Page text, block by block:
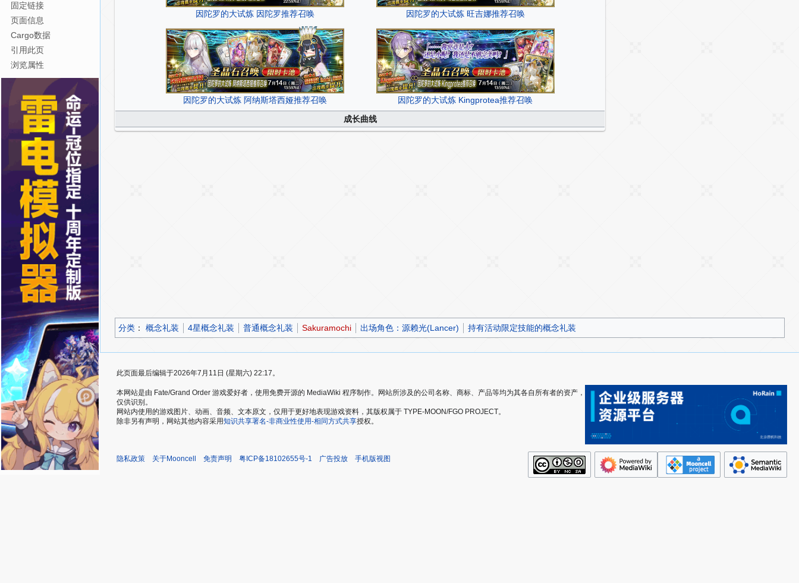
因陀罗的大试炼 因陀罗推荐召唤 因陀罗的大试炼 旺吉娜推荐召唤
因陀罗的大试炼 阿纳斯塔西娅推荐召唤
因陀罗的大试炼 Kingprotea推荐召唤
成长曲线
分类 ：​ 概念礼装 4星概念礼装 普通概念礼装 Sakuramochi 出场角色：源赖光(Lancer) 持有活动限定技能的概念礼装
固定链接
页面信息
Cargo数据
引用此页
浏览属性
此页面最后编辑于2026年7月11日 (星期六) 22:17。
本网站是由 Fate/Grand Order 游戏爱好者，使用免费开源的 MediaWiki 程序制作。网站所涉及的公司名称、商标、产品等均为其各自所有者的资产，
仅供识别。
网站内使用的游戏图片、动画、音频、文本原文，仅用于更好地表现游戏资料，其版权属于 TYPE-MOON/FGO PROJECT。
除非另有声明，网站其他内容采用知识共享署名-非商业性使用-相同方式共享授权。
隐私政策 关于Mooncell 免责声明 粤ICP备18102655号-1 广告投放 手机版视图